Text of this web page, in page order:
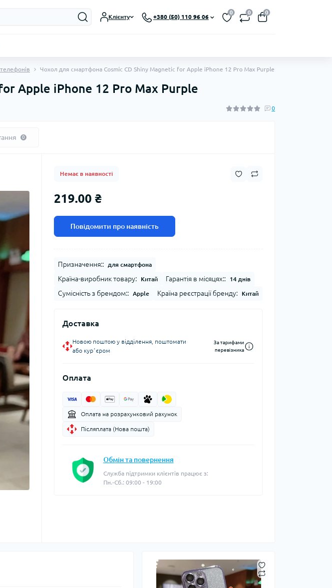
Клієнту +380 (50) 110 96 06
0 0 0
Чохол для смартфона Cosmic CD Shiny Magnetic for Apple iPhone 12 Pro Max Purple
Apple iPhone 12 Pro Max Purple
0
0
Немає в наявності
219.00 ₴
Повідомити про наявність
Призначення:: для смартфона
Країна-виробник товару: Китай Гарантія в місяцях:: 14 днів
Сумісність з брендом:: Apple Країна реєстрації бренду: Китай
Доставка
Новою поштою у відділення, поштомати
або курʼєром
За тарифами
перевізника
Оплата
Оплата на розрахунковий рахунок
Післяплата (Нова пошта)
Обмін та повернення
Служба підтримки клієнтів працює з:
Пн.-Сб.: 09:00 - 19:00